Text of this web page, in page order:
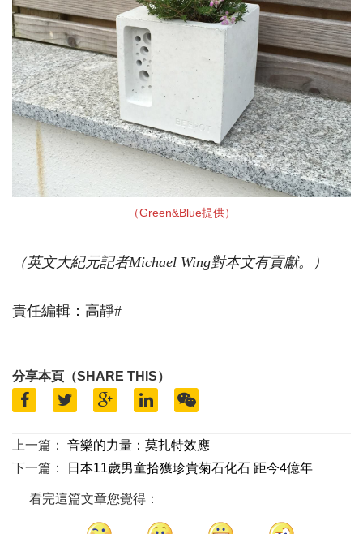
（Green&Blue提供）
（英文大紀元記者Michael Wing對本文有貢獻。 ）
責任編輯：高靜#
分享本頁（SHARE THIS）
上一篇：
音樂的力量：莫扎特效應
下一篇：
日本11歲男童拾獲珍貴菊石化石 距今4億年
看完這篇文章您覺得：